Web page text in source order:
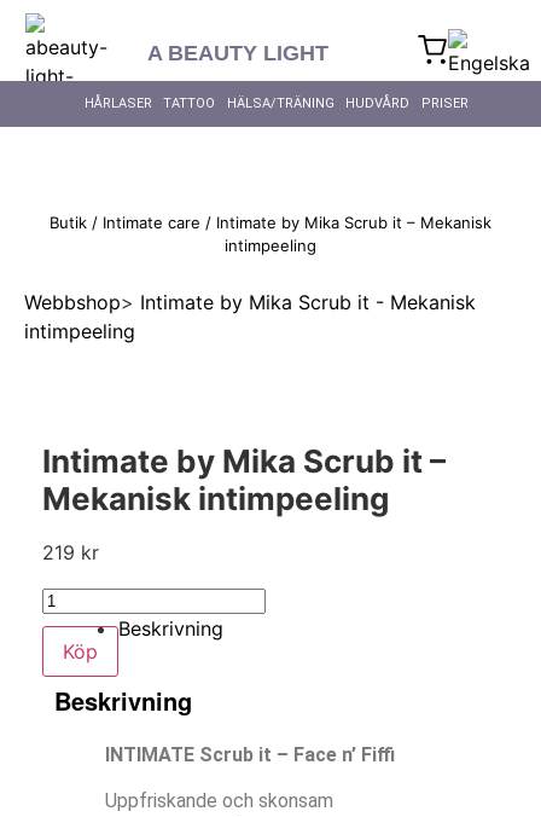
content
A BEAUTY LIGHT
HÅRLASER TATTOO HÄLSA/TRÄNING HUDVÅRD PRISER
Butik / Intimate care / Intimate by Mika Scrub it – Mekanisk
intimpeeling
Webbshop> Intimate by Mika Scrub it - Mekanisk
intimpeeling
Intimate by Mika Scrub it –
Mekanisk intimpeeling
219 kr
Köp
Beskrivning
Beskrivning
INTIMATE Scrub it – Face n’ Fiffi
Uppfriskande och skonsam